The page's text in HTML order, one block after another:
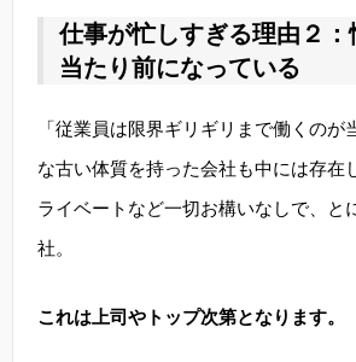
仕事が忙しすぎる理由２：
当たり前になっている
「従業員は限界ギリギリまで働くのが
な古い体質を持った会社も中には存在
ライベートなど一切お構いなしで、と
社。
これは上司やトップ次第となります。